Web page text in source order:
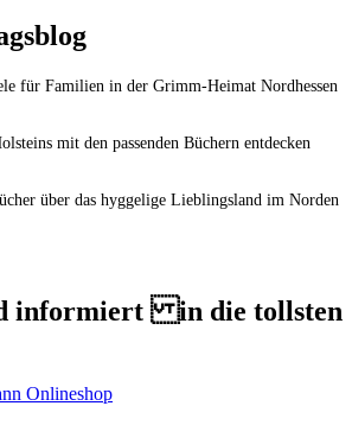
für Familien in der Grimm-Heimat Nordhessen
mit den passenden Büchern entdecken
über das hyggelige Lieblingsland im Norden
informiert in die tollsten
Onlineshop